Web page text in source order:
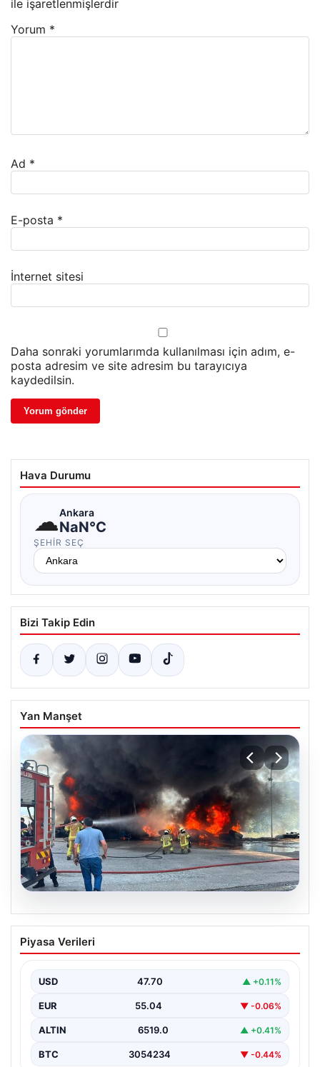
ile işaretlenmişlerdir
Yorum *
Ad *
E-posta *
İnternet sitesi
Daha sonraki yorumlarımda kullanılması için adım, e-
posta adresim ve site adresim bu tarayıcıya
kaydedilsin.
Hava Durumu
☁Ankara
NaN°C
ŞEHIR SEÇ
Bizi Takip Edin
Yan Manşet
06.08.2026
Bursa Orhangazi’de Bir Tamirhane
Yanarak Kor Oldu
geldi ve bölgedeki birçok noktadan görülebilen
yüksek…
Piyasa Verileri
USD 47.70 ▲ +0.11%
EUR 55.04 ▼ -0.06%
ALTIN 6519.0 ▲ +0.41%
BTC 3054234 ▼ -0.44%